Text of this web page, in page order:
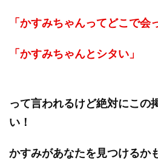
「かすみちゃんってどこで会
「かすみちゃんとシタい」
って言われるけど絶対にこの
い！
かすみがあなたを見つけるか